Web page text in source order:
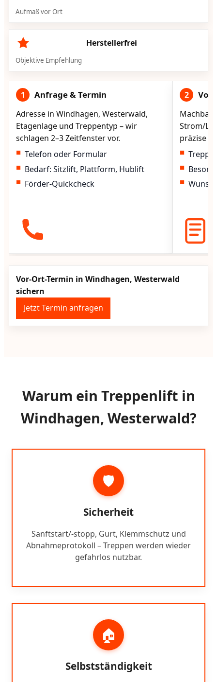
Aufmaß vor Ort
Herstellerfrei
Objektive Empfehlung
1 Anfrage & Termin
Adresse in Windhagen, Westerwald,
Etagenlage und Treppentyp – wir
schlagen 2–3 Zeitfenster vor.
Telefon oder Formular
Bedarf: Sitzlift, Plattform, Hublift
Förder-Quickcheck
2
Strom/
präzise
Vor-Ort-Termin in Windhagen, Westerwald
sichern
Jetzt Termin anfragen
Warum ein Treppenlift in
Windhagen, Westerwald?
🛡️
Sicherheit
Sanftstart/-stopp, Gurt, Klemmschutz und
Abnahmeprotokoll – Treppen werden wieder
gefahrlos nutzbar.
🏠
Selbstständigkeit